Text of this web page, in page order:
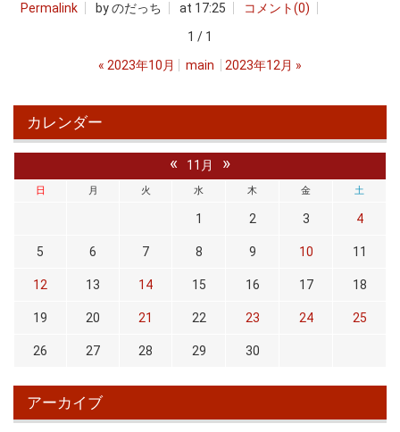
Permalink by のだっち at 17:25
コメント(0)
1 / 1
« 2023年10月 main 2023年12月 »
カレンダー
« 11月 »
日 月 火 水 木 金 土
1 2 3 4
5 6 7 8 9 10 11
12 13 14 15 16 17 18
19 20 21 22 23 24 25
26 27 28 29 30
アーカイブ